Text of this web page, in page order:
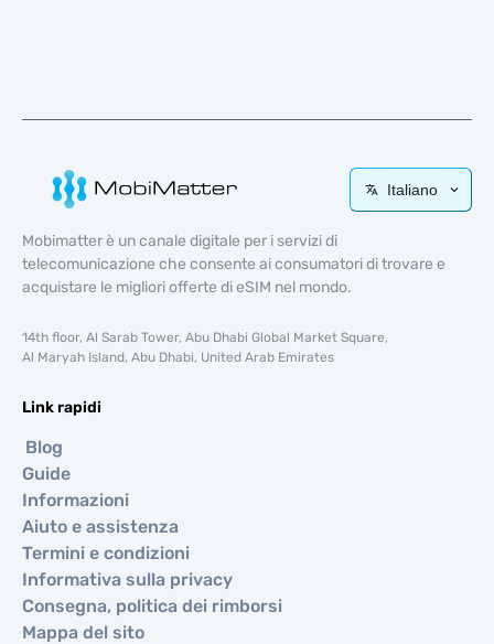
Italiano
Mobimatter è un canale digitale per i servizi di
telecomunicazione che consente ai consumatori di trovare e
acquistare le migliori offerte di eSIM nel mondo.
14th floor, Al Sarab Tower, Abu Dhabi Global Market Square,
Al Maryah Island, Abu Dhabi, United Arab Emirates
Link rapidi
Blog
Guide
Informazioni
Aiuto e assistenza
Termini e condizioni
Informativa sulla privacy
Consegna, politica dei rimborsi
Mappa del sito